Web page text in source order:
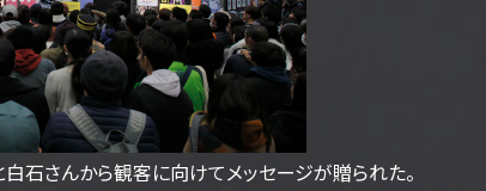
石さんから観客に向けてメッセージが贈られた。